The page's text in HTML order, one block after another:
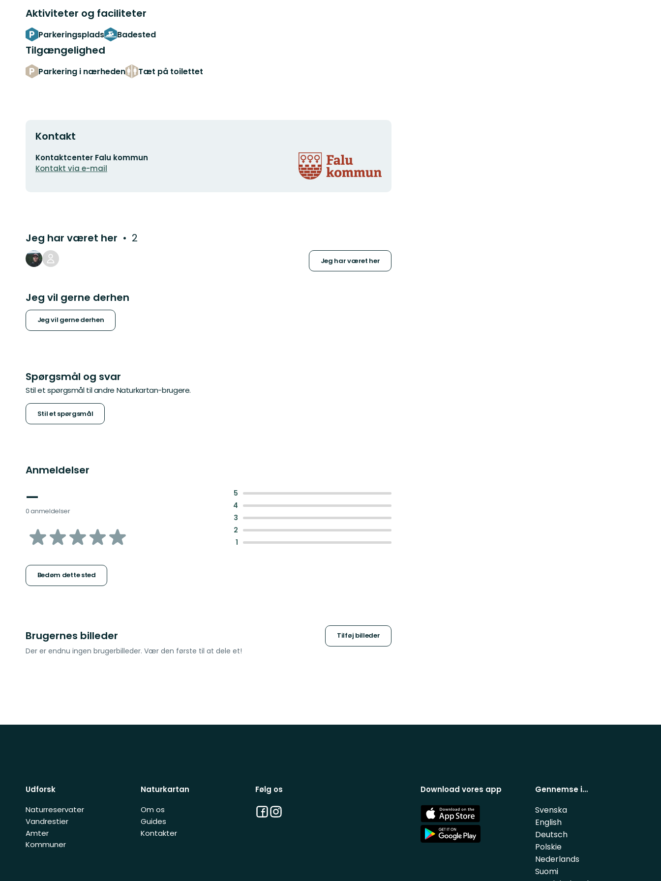
Aktiviteter og faciliteter
Parkeringsplads Badested
Tilgængelighed
Parkering i nærheden Tæt på toilettet
Kontakt
E-
mailadresse
Kontaktcenter Falu kommun
Kontakt via e-mail
Organisationens
logotype
Jeg har været her 2
Jeg har været her
Jeg vil gerne derhen
Jeg vil gerne derhen
Spørgsmål og svar
Stil et spørgsmål til andre Naturkartan-brugere.
Stil et spørgsmål
Anmeldelser
—
0 anmeldelser
ud
5
Bedøm dette sted
5
4
3
2
1
Brugernes billeder Tilføj billeder
Der er endnu ingen brugerbilleder. Vær den første til at dele et!
Udforsk
Naturreservater
Vandrestier
Amter
Kommuner
Naturkartan
Om os
Guides
Kontakter
Følg os
Facebook
Instagram
Download vores app
App
Store
App
Store
Gennemse i…
Svenska
English
Deutsch
Polskie
Nederlands
Suomi